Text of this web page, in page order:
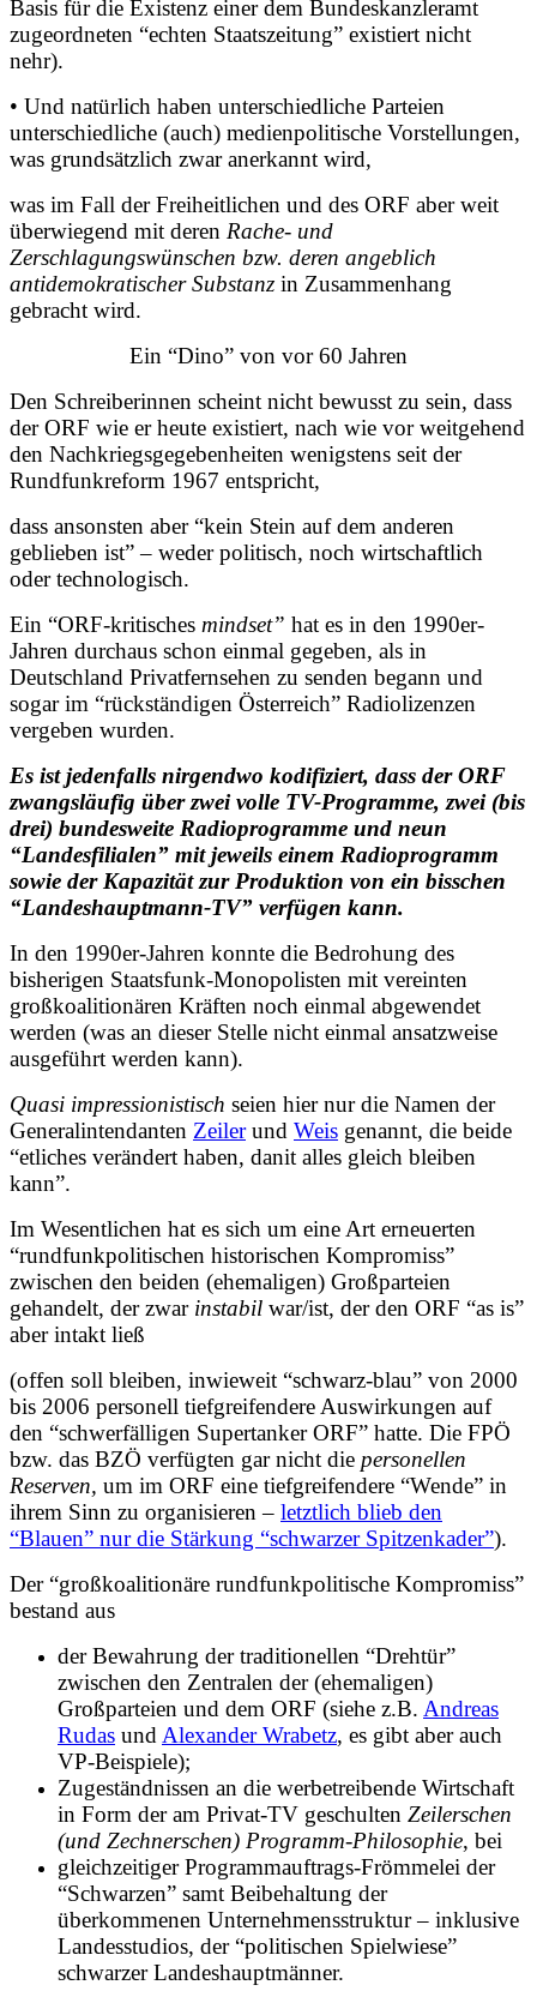
Basis für die Existenz einer dem Bundeskanzleramt
zugeordneten “echten Staatszeitung” existiert nicht
nehr).
• Und natürlich haben unterschiedliche Parteien
unterschiedliche (auch) medienpolitische Vorstellungen,
was grundsätzlich zwar anerkannt wird,
was im Fall der Freiheitlichen und des ORF aber weit
überwiegend mit deren Rache- und
Zerschlagungswünschen bzw. deren angeblich
antidemokratischer Substanz in Zusammenhang
gebracht wird.
Ein “Dino” von vor 60 Jahren
Den Schreiberinnen scheint nicht bewusst zu sein, dass
der ORF wie er heute existiert, nach wie vor weitgehend
den Nachkriegsgegebenheiten wenigstens seit der
Rundfunkreform 1967 entspricht,
dass ansonsten aber “kein Stein auf dem anderen
geblieben ist” – weder politisch, noch wirtschaftlich
oder technologisch.
Ein “ORF-kritisches mindset” hat es in den 1990er-
Jahren durchaus schon einmal gegeben, als in
Deutschland Privatfernsehen zu senden begann und
sogar im “rückständigen Österreich” Radiolizenzen
vergeben wurden.
Es ist jedenfalls nirgendwo kodifiziert, dass der ORF
zwangsläufig über zwei volle TV-Programme, zwei (bis
drei) bundesweite Radioprogramme und neun
“Landesfilialen” mit jeweils einem Radioprogramm
sowie der Kapazität zur Produktion von ein bisschen
“Landeshauptmann-TV” verfügen kann.
In den 1990er-Jahren konnte die Bedrohung des
bisherigen Staatsfunk-Monopolisten mit vereinten
großkoalitionären Kräften noch einmal abgewendet
werden (was an dieser Stelle nicht einmal ansatzweise
ausgeführt werden kann).
Quasi impressionistisch seien hier nur die Namen der
Generalintendanten Zeilerund Weis genannt, die beide
“etliches verändert haben, danit alles gleich bleiben
kann”.
Im Wesentlichen hat es sich um eine Art erneuerten
“rundfunkpolitischen historischen Kompromiss”
zwischen den beiden (ehemaligen) Großparteien
gehandelt, der zwar instabil war/ist, der den ORF “as is”
aber intakt ließ
(offen soll bleiben, inwieweit “schwarz-blau” von 2000
bis 2006 personell tiefgreifendere Auswirkungen auf
den “schwerfälligen Supertanker ORF” hatte. Die FPÖ
bzw. das BZÖ verfügten gar nicht die personellen
Reserven, um im ORF eine tiefgreifendere “Wende” in
ihrem Sinn zu organisieren – letztlich blieb den
“Blauen” nur die Stärkung “schwarzer Spitzenkader”).
Der “großkoalitionäre rundfunkpolitische Kompromiss”
bestand aus
der Bewahrung der traditionellen “Drehtür”
zwischen den Zentralen der (ehemaligen)
Großparteien und dem ORF (siehe z.B. Andreas
Rudas und Alexander Wrabetz, es gibt aber auch
VP-Beispiele);
Zugeständnissen an die werbetreibende Wirtschaft
in Form der am Privat-TV geschulten Zeilerschen
(und Zechnerschen) Programm-Philosophie, bei
gleichzeitiger Programmauftrags-Frömmelei der
“Schwarzen” samt Beibehaltung der
überkommenen Unternehmensstruktur – inklusive
Landesstudios, der “politischen Spielwiese”
schwarzer Landeshauptmänner.